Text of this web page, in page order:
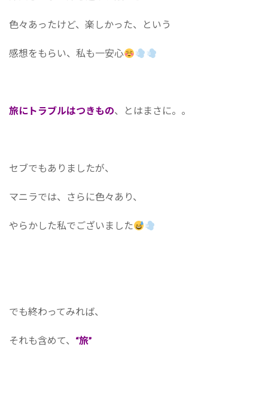
色々あったけど、楽しかった、という
感想をもらい、私も一安心
旅にトラブルはつきもの、とはまさに。。
セブでもありましたが、
マニラでは、さらに色々あり、
やらかした私でございました
でも終わってみれば、
それも含めて、 “旅”